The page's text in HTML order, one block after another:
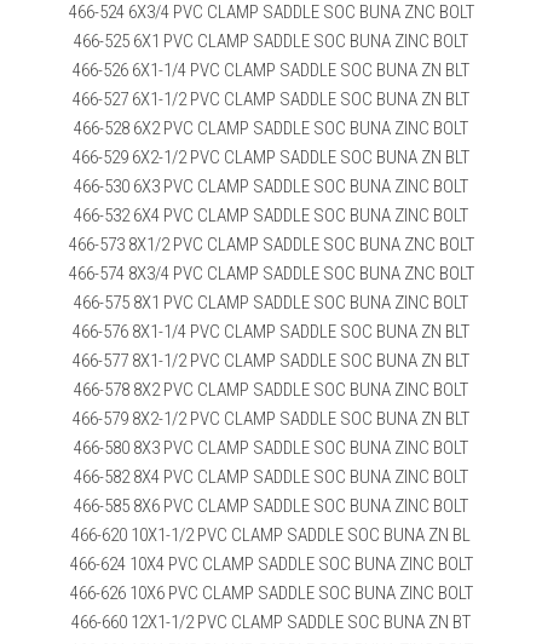
466-524 6X3/4 PVC CLAMP SADDLE SOC BUNA ZNC BOLT
466-525 6X1 PVC CLAMP SADDLE SOC BUNA ZINC BOLT
466-526 6X1-1/4 PVC CLAMP SADDLE SOC BUNA ZN BLT
466-527 6X1-1/2 PVC CLAMP SADDLE SOC BUNA ZN BLT
466-528 6X2 PVC CLAMP SADDLE SOC BUNA ZINC BOLT
466-529 6X2-1/2 PVC CLAMP SADDLE SOC BUNA ZN BLT
466-530 6X3 PVC CLAMP SADDLE SOC BUNA ZINC BOLT
466-532 6X4 PVC CLAMP SADDLE SOC BUNA ZINC BOLT
466-573 8X1/2 PVC CLAMP SADDLE SOC BUNA ZNC BOLT
466-574 8X3/4 PVC CLAMP SADDLE SOC BUNA ZNC BOLT
466-575 8X1 PVC CLAMP SADDLE SOC BUNA ZINC BOLT
466-576 8X1-1/4 PVC CLAMP SADDLE SOC BUNA ZN BLT
466-577 8X1-1/2 PVC CLAMP SADDLE SOC BUNA ZN BLT
466-578 8X2 PVC CLAMP SADDLE SOC BUNA ZINC BOLT
466-579 8X2-1/2 PVC CLAMP SADDLE SOC BUNA ZN BLT
466-580 8X3 PVC CLAMP SADDLE SOC BUNA ZINC BOLT
466-582 8X4 PVC CLAMP SADDLE SOC BUNA ZINC BOLT
466-585 8X6 PVC CLAMP SADDLE SOC BUNA ZINC BOLT
466-620 10X1-1/2 PVC CLAMP SADDLE SOC BUNA ZN BL
466-624 10X4 PVC CLAMP SADDLE SOC BUNA ZINC BOLT
466-626 10X6 PVC CLAMP SADDLE SOC BUNA ZINC BOLT
466-660 12X1-1/2 PVC CLAMP SADDLE SOC BUNA ZN BT